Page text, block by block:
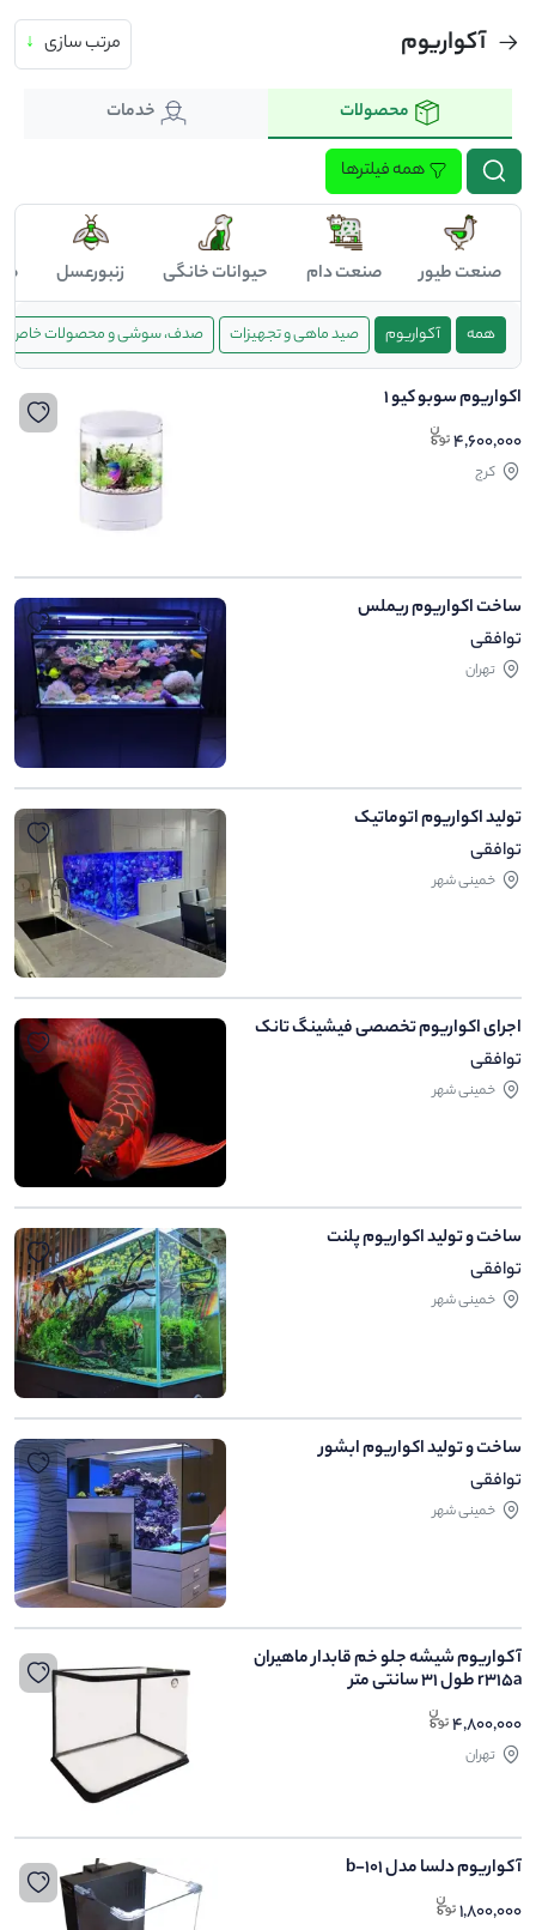
آکواریوم مرتب سازی ↓
محصولات خدمات
همه فیلترها
صنعت طیور صنعت دام حیوانات خانگی زنبورعسل
همه آکواریوم صید ماهی و تجهیزات صدف، سوشی و محصولات خاص
اکواریوم سوبو کیو 1
4,600,000
کرج
ساخت اکواریوم ریملس
توافقی
تهران
تولید اکواریوم اتوماتیک
توافقی
خمینی شهر
اجرای اکواریوم تخصصی فیشینگ تانک
توافقی
خمینی شهر
ساخت و تولید اکواریوم پلنت
توافقی
خمینی شهر
ساخت و تولید اکواریوم ابشور
توافقی
خمینی شهر
آکواریوم شیشه جلو خم قابدار ماهیران
r315a طول 31 سانتی متر
4,800,000
تهران
آکواریوم دلسا مدل b-101
1,800,000